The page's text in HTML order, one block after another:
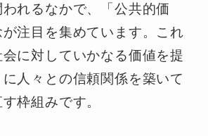
れるなかで、「公共的価
注目を集めています。これ
に対していかなる価値を提
人々との信頼関係を築いて
枠組みです。